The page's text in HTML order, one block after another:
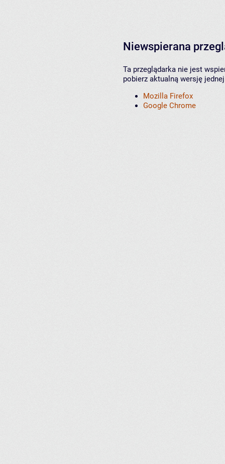
Niewspierana
Ta przeglądarka nie jest
pobierz aktualną wersję
Mozilla Firefox
Google Chrome